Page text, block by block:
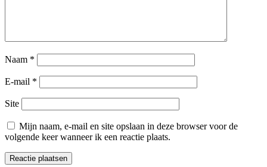
Naam *
E-mail *
Site
Mijn naam, e-mail en site opslaan in deze browser voor de
volgende keer wanneer ik een reactie plaats.